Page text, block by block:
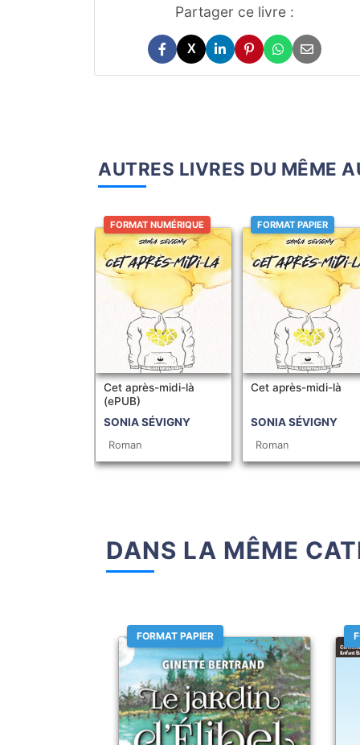
Partager ce livre :
X
AUTRES LIVRES DU MÊME
FORMAT NUMÉRIQUE
Cet après-midi-là
(ePUB)
SONIA SÉVIGNY
Roman
FORMAT PAPIER
Cet après-midi-là
SONIA SÉVIGNY
Roman
DANS LA MÊME
FORMAT PAPIER